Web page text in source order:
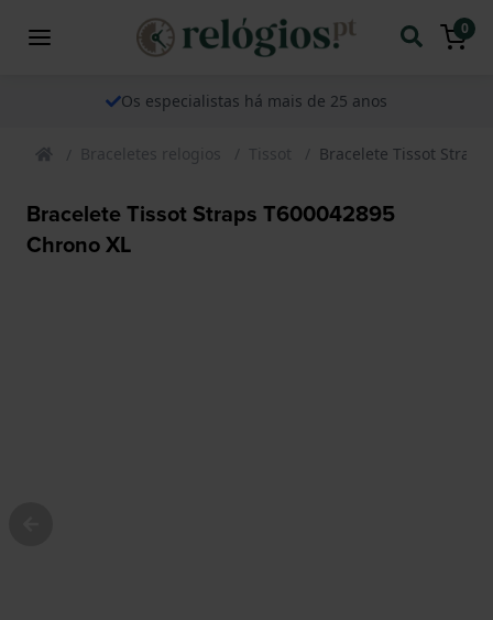
0
Os especialistas há mais de 25 anos
Braceletes relogios Tissot Bracelete Tissot Straps
Bracelete Tissot Straps T600042895
Chrono XL